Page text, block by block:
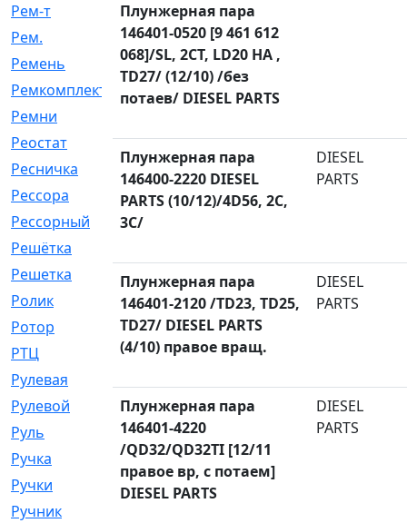
Рем-т
[7]
Рем.
[2]
Ремень
[2060]
Ремкомплект
[1924]
Ремни
Реостат
[1]
Ресничка
[25]
Рессора
[51]
Рессорный
Решётка
Решетка
[21]
Ролик
[790]
Ротор
[2]
РТЦ
[475]
Рулевая
Рулевой
[585]
Руль
[12]
Ручка
[29]
Ручки
[3]
Ручник
Плунжерная пара
146401-0520 [9 461 612
068]/SL, 2CT, LD20 HA ,
TD27/ (12/10) /без
потаев/ DIESEL PARTS
Плунжерная пара
146400-2220 DIESEL
PARTS (10/12)/4D56, 2C,
3C/
DIESEL
PARTS
Плунжерная пара
146401-2120 /TD23, TD25,
TD27/ DIESEL PARTS
(4/10) правое вращ.
DIESEL
PARTS
Плунжерная пара
146401-4220
/QD32/QD32TI [12/11
правое вр, с потаем]
DIESEL PARTS
DIESEL
PARTS